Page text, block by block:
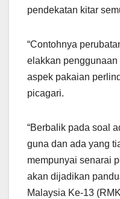
pendekatan kitar
“Contohnya
elakkan
aspek pakaian
picagari.
“Berbalik pada soal
guna dan ada yang
mempunyai senarai
akan dijadikan
Malaysia Ke-13